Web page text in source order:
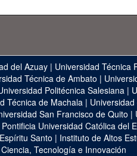
del Azuay | Universidad Técnica
Técnica de Ambato |
Politécnica Salesiana|
Técnica de Machala |
San Francisco de Quito |
Pontificia Universidad Católica del
Santo | Instituto de Altos
Tecnología e Innovación